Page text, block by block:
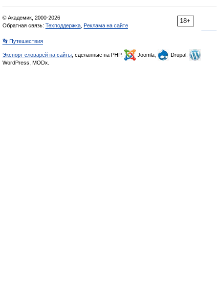
18+
© Академик, 2000-2026
Обратная связь: Техподдержка Реклама на сайте
👣 Путешествия
Экспорт словарей на сайты , сделанные на PHP, Joomla,
Drupal,
WordPress, MODx.